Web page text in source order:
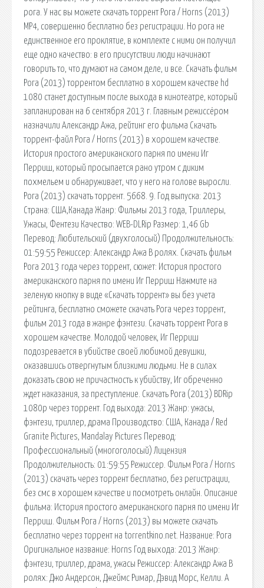
рога. У нас вы можете скачать торрент Рога / Horns (2013)
MP4, совершенно бесплатно без регистрации. Но рога не
единственное его проклятие, в комплекте с ними он получил
еще одно качество: в его присутствии люди начинают
говорить то, что думают на самом деле, и все. Скачать фильм
Рога (2013) торрентом бесплатно в хорошем качестве hd
1080 станет доступным после выхода в кинотеатре, который
запланирован на 6 сентября 2013 г. Главным режиссёром
назначили Александр Ажа, рейтинг его фильма Скачать
торрент-файл Рога / Horns (2013) в хорошем качестве.
История простого американского парня по имени Иг
Перриш, который просыпается рано утром с диким
похмельем и обнаруживает, что у него на голове выросли.
Рога (2013) скачать торрент. 5668. 9. Год выпуска: 2013
Страна: США,Канада Жанр: Фильмы 2013 года, Триллеры,
Ужасы, Фентези Качество: WEB-DLRip Размер: 1,46 Gb
Перевод: Любительский (двухголосый) Продолжительность:
01:59:55 Режиссер: Александр Ажа В ролях. Скачать фильм
Рога 2013 года через торрент, сюжет: История простого
американского парня по имени Иг Перриш Нажмите на
зеленую кнопку в виде «Скачать торрент» вы без учета
рейтинга, бесплатно сможете скачать Рога через торрент,
фильм 2013 года в жанре фэнтези. Скачать торрент Рога в
хорошем качестве. Молодой человек, Иг Перриш
подозревается в убийстве своей любимой девушки,
оказавшись отвергнутым близкими людьми. Не в силах
доказать свою не причастность к убийству, Иг обреченно
ждет наказания, за преступление. Скачать Рога (2013) BDRip
1080p через торрент. Год выхода: 2013 Жанр: ужасы,
фэнтези, триллер, драма Производство: США, Канада / Red
Granite Pictures, Mandalay Pictures Перевод:
Профессиональный (многоголосый) Лицензия
Продолжительность: 01:59:55 Режиссер. Фильм Рога / Horns
(2013) скачать через торрент бесплатно, без регистрации,
без смс в хорошем качестве и посмотреть онлайн. Описание
фильма: История простого американского парня по имени Иг
Перриш. Фильм Рога / Horns (2013) вы можете скачать
бесплатно через торрент на torrentkino.net. Название: Рога
Оригинальное название: Horns Год выхода: 2013 Жанр:
фэнтези, триллер, драма, ужасы Режиссер: Александр Ажа В
ролях: Джо Андерсон, Джеймс Римар, Дэвид Морс, Келли. А